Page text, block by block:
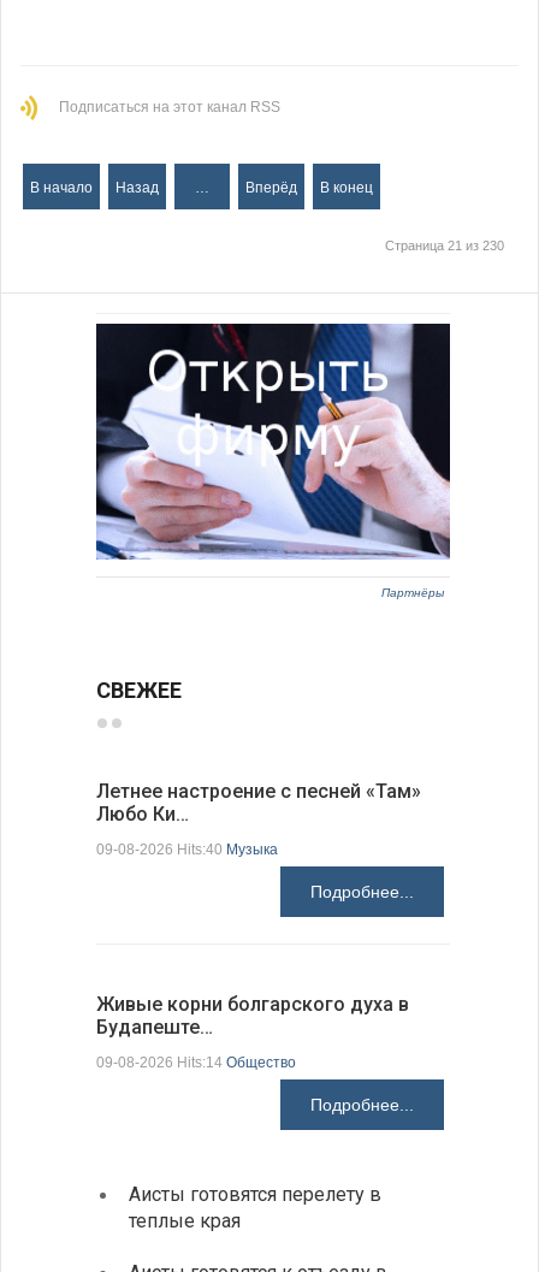
Подписаться на этот канал RSS
В начало Назад … Вперёд В конец
Страница 21 из 230
Партнёры
СВЕЖЕЕ
Летнее настроение с песней «Там»
Любо Ки…
09-08-2026 Hits:40 Музыка
Подробнее...
Живые корни болгарского духа в
Будапеште…
09-08-2026 Hits:14 Общество
Подробнее...
Аисты готовятся перелету в
теплые края